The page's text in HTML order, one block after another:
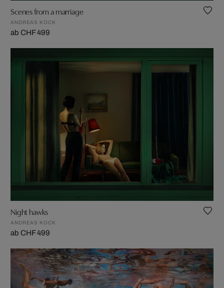
Scenes from a marriage
ANDREAS KOCK
ab CHF 499
Night hawks
ANDREAS KOCK
ab CHF 499